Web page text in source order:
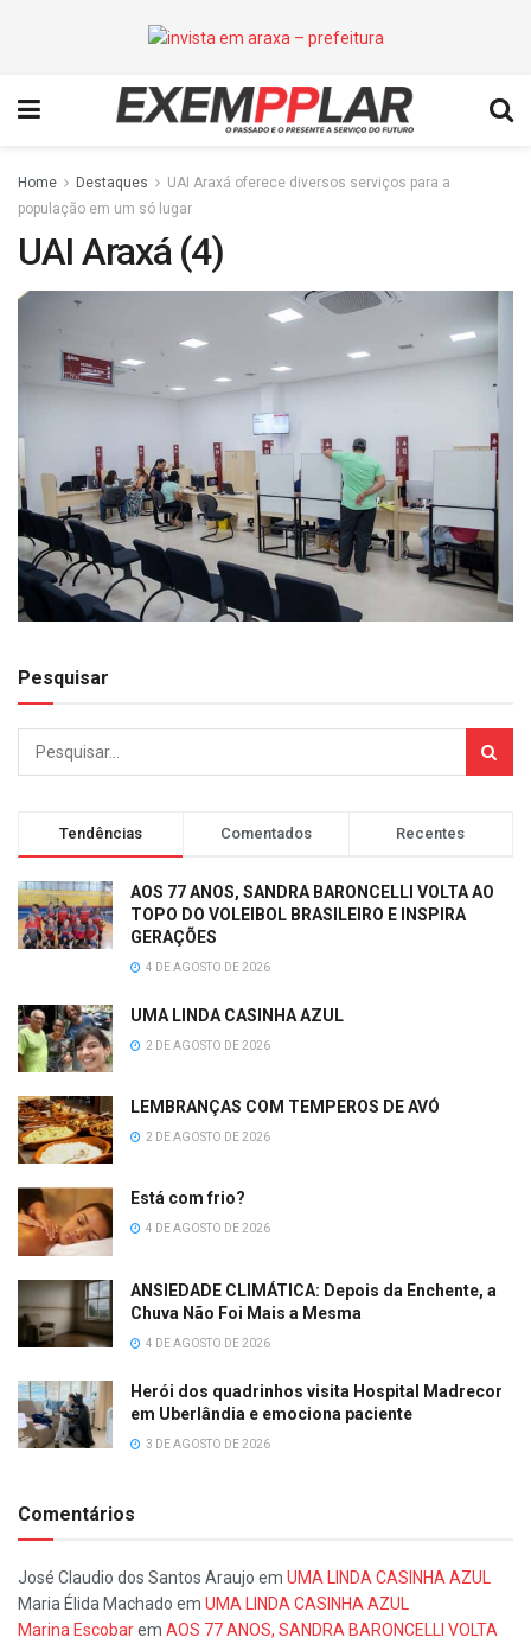
Home Destaques
UAI Araxá oferece diversos serviços para a
população em um só lugar
UAI Araxá (4)
Pesquisar
Tendências Comentados Recentes
AOS 77 ANOS, SANDRA BARONCELLI VOLTA AO
TOPO DO VOLEIBOL BRASILEIRO E INSPIRA
GERAÇÕES
4 DE AGOSTO DE 2026
UMA LINDA CASINHA AZUL
2 DE AGOSTO DE 2026
LEMBRANÇAS COM TEMPEROS DE AVÓ
2 DE AGOSTO DE 2026
Está com frio?
4 DE AGOSTO DE 2026
ANSIEDADE CLIMÁTICA: Depois da Enchente, a
Chuva Não Foi Mais a Mesma
4 DE AGOSTO DE 2026
Herói dos quadrinhos visita Hospital Madrecor
em Uberlândia e emociona paciente
3 DE AGOSTO DE 2026
Comentários
José Claudio dos Santos Araujo em UMA LINDA CASINHA AZUL
Maria Élida Machado em UMA LINDA CASINHA AZUL
Marina Escobarem AOS 77 ANOS, SANDRA BARONCELLI VOLTA